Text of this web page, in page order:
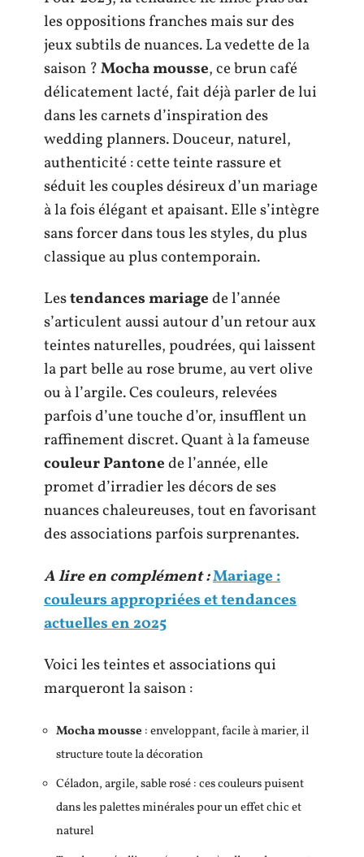
les oppositions franches mais sur des
jeux subtils de nuances. La vedette de la
saison ?Mocha mousse, ce brun café
délicatement lacté, fait déjà parler de lui
dans les carnets d’inspiration des
wedding planners. Douceur, naturel,
authenticité : cette teinte rassure et
séduit les couples désireux d’un mariage
à la fois élégant et apaisant. Elle s’intègre
sans forcer dans tous les styles, du plus
classique au plus contemporain.
Lestendances mariagede l’année
s’articulent aussi autour d’un retour aux
teintes naturelles, poudrées, qui laissent
la part belle au rose brume, au vert olive
ou à l’argile. Ces couleurs, relevées
parfois d’une touche d’or, insufflent un
raffinement discret. Quant à la fameuse
couleur Pantonede l’année, elle
promet d’irradier les décors de ses
nuances chaleureuses, tout en favorisant
des associations parfois surprenantes.
A lire en complément :Mariage :
couleurs appropriées et tendances
actuelles en 2025
Voici les teintes et associations qui
marqueront la saison :
Mocha mousse : enveloppant, facile à marier, il
structure toute la décoration
Céladon, argile, sable rosé : ces couleurs puisent
dans les palettes minérales pour un effet chic et
naturel